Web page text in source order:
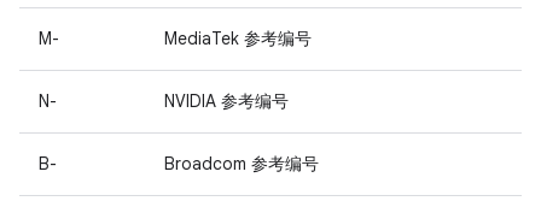
M- MediaTek 参考编号
N- NVIDIA 参考编号
B- Broadcom 参考编号